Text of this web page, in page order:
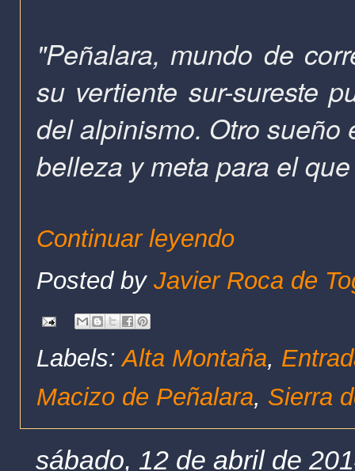
"Peñalara, mundo de
su vertiente sur-sureste
del alpinismo. Otro sueño
belleza y meta para el
Continuar leyendo
Posted by Javier Roca de
Labels:Alta Montaña,
Macizo de Peñalara, Sierra
sábado, 12 de abril de